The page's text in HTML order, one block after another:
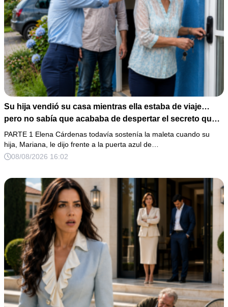
Su hija vendió su casa mientras ella estaba de viaje…
pero no sabía que acababa de despertar el secreto que
su padre dejó antes de morir
PARTE 1 Elena Cárdenas todavía sostenía la maleta cuando su
hija, Mariana, le dijo frente a la puerta azul de…
08/08/2026 16:02